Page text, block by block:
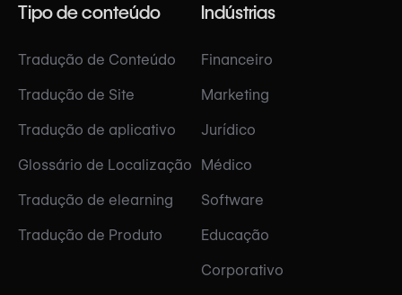
Tipo de conteúdo
Tradução de Conteúdo
Tradução de Site
Tradução de aplicativo
Glossário de Localização
Tradução de elearning
Tradução de Produto
Indústrias
Financeiro
Marketing
Jurídico
Médico
Software
Educação
Corporativo